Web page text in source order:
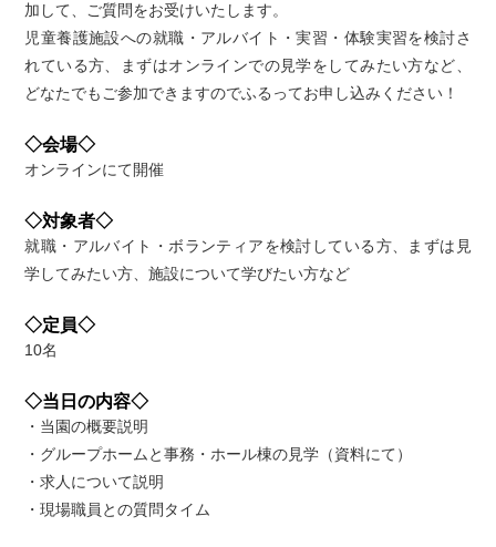
加して、ご質問をお受けいたします。
児童養護施設への就職・アルバイト・実習・体験実習を検討さ
れている方、まずはオンラインでの見学をしてみたい方など、
どなたでもご参加できますのでふるってお申し込みください！
◇会場◇
オンラインにて開催
◇対象者◇
就職・アルバイト・ボランティアを検討している方、まずは見
学してみたい方、施設について学びたい方など
◇定員◇
10名
◇当日の内容◇
・当園の概要説明
・グループホームと事務・ホール棟の見学（資料にて）
・求人について説明
・現場職員との質問タイム